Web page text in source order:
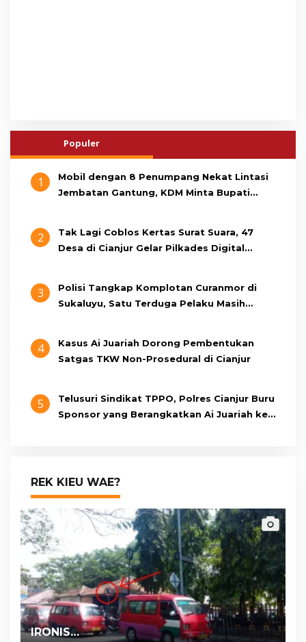
Populer
1
Mobil dengan 8 Penumpang Nekat Lintasi
Jembatan Gantung, KDM Minta Bupati
2
Tak Lagi Coblos Kertas Surat Suara, 47
Desa di Cianjur Gelar Pilkades Digital
3
Polisi Tangkap Komplotan Curanmor di
Sukaluyu, Satu Terduga Pelaku Masih
4
Kasus Ai Juariah Dorong Pembentukan
Satgas TKW Non-Prosedural di Cianjur
5
Telusuri Sindikat TPPO, Polres Cianjur Buru
Sponsor yang Berangkatkan Ai Juariah ke
REK KIEU WAE?
IRONIS…